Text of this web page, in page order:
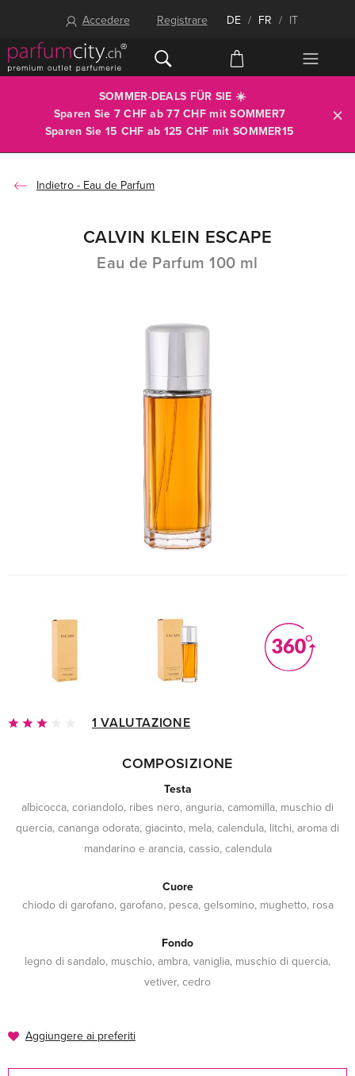
Accedere Registrare DE / FR / IT
SOMMER-DEALS FÜR SIE ☀️
Sparen Sie 7 CHF ab 77 CHF mitSOMMER7
Sparen Sie 15 CHF ab 125 CHF mit SOMMER15
Eau de Parfum
CALVIN KLEIN ESCAPE
Eau de Parfum 100 ml
1 VALUTAZIONE
COMPOSIZIONE
Testa
albicocca, coriandolo, ribes nero, anguria, camomilla, muschio di
quercia, cananga odorata, giacinto, mela, calendula, litchi, aroma di
mandarino e arancia, cassio, calendula
Cuore
chiodo di garofano, garofano, pesca, gelsomino, mughetto, rosa
Fondo
legno di sandalo, muschio, ambra, vaniglia, muschio di quercia,
vetiver, cedro
Aggiungere ai preferiti